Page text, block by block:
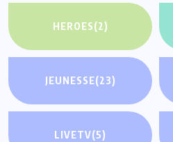
HEROES(2)
JEUNESSE(23)
LIVETV(5)